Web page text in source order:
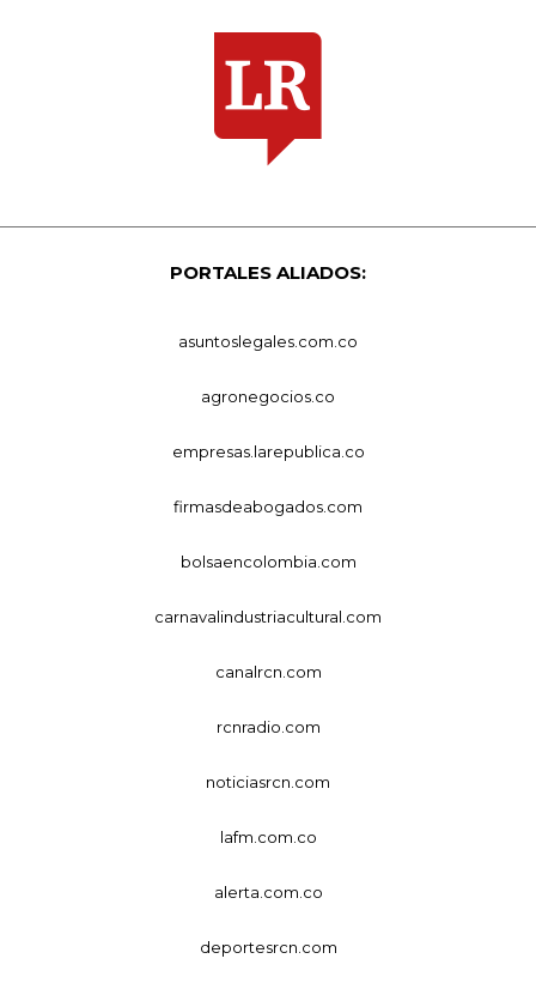
PORTALES ALIADOS:
asuntoslegales.com.co
agronegocios.co
empresas.larepublica.co
firmasdeabogados.com
bolsaencolombia.com
carnavalindustriacultural.com
canalrcn.com
rcnradio.com
noticiasrcn.com
lafm.com.co
alerta.com.co
deportesrcn.com